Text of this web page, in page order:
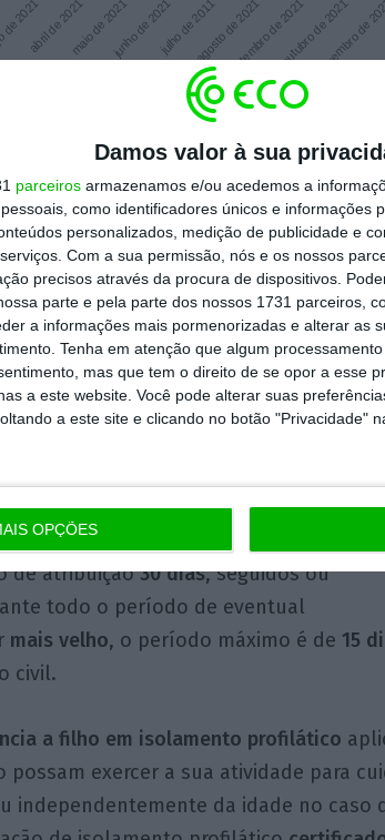
Damos valor à sua
parceiros armazenamos e/ou acedemos a
como identificadores únicos e informações
personalizados, medição de publicidade e
Com a sua permissão, nós e os nossos
precisos através da procura de dispositivos.
parte e pela parte dos nossos 1731 parceiros,
a informações mais pormenorizadas e alterar as
Tenha em atenção que algum
mas que tem o direito de se opor a esse
a este website. Você pode alterar suas
a este site e clicando no botão "Privacidade"
OPÇÕES
Beneficiários com subsídio por assistência a
2021
abril de 2021maio de 2021junho de 2021julho de 2011agosto de 2021setembro de 2021outubro de 2021novembro de 2021
assistência a descendentes
aquele que se aplica em caso de
com Covid-19), o subsídio para
crónica e osubsídio para
filho
um apoio equivalente a
de garantia de seis meses, isto é,
do dependente ser
de atribuição30dias, seguidos ou
todo o período de eventual
mais velho, o período máximo é de 15
civil.
a filho em isolamento profilático
exercer a sua atividade para
independentemente da idade no caso